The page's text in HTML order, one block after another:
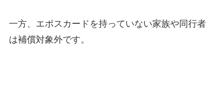
一方、エポスカードを持っていない家族や同行者
は補償対象外です。